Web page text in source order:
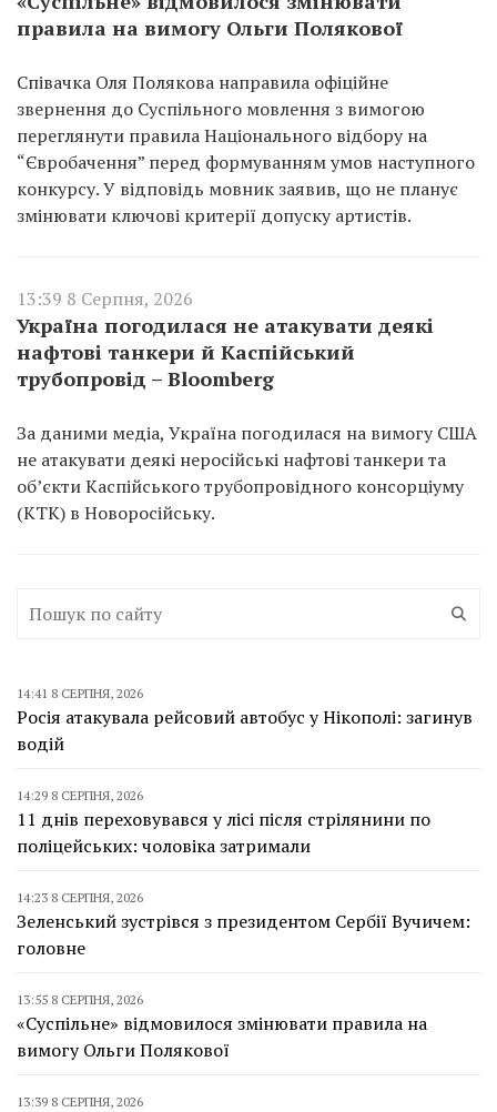
правила на вимогу Ольги Полякової
Співачка Оля Полякова направила офіційне
звернення до Суспільного мовлення з вимогою
переглянути правила Національного відбору на
“Євробачення” перед формуванням умов наступного
конкурсу. У відповідь мовник заявив, що не планує
змінювати ключові критерії допуску артистів.
13:39 8 Серпня, 2026
Україна погодилася не атакувати деякі
нафтові танкери й Каспійський
трубопровід – Bloomberg
За даними медіа, Україна погодилася на вимогу США
не атакувати деякі неросійські нафтові танкери та
об’єкти Каспійського трубопровідного консорціуму
(КТК) в Новоросійську.
14:41 8 СЕРПНЯ, 2026
Росія атакувала рейсовий автобус у Нікополі: загинув
водій
14:29 8 СЕРПНЯ, 2026
11 днів переховувався у лісі після стрілянини по
поліцейських: чоловіка затримали
14:23 8 СЕРПНЯ, 2026
Зеленський зустрівся з президентом Сербії Вучичем:
головне
13:55 8 СЕРПНЯ, 2026
«Суспільне» відмовилося змінювати правила на
вимогу Ольги Полякової
13:39 8 СЕРПНЯ, 2026